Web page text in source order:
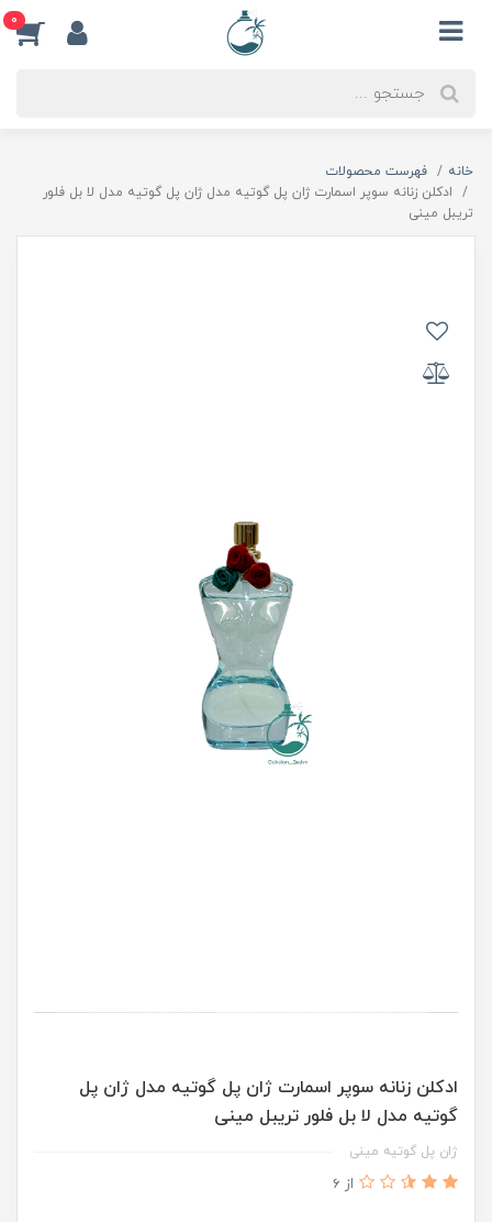
0
خانه
فهرست محصولات
ادکلن زنانه سوپر اسمارت ژان پل گوتیه مدل ژان پل گوتیه مدل لا بل فلور
تریبل مینی
ادکلن زنانه سوپر اسمارت ژان پل گوتیه مدل ژان پل
گوتیه مدل لا بل فلور تریبل مینی
ژان پل گوتیه مینی
از 6